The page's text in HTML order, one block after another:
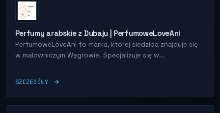
Perfumy arabskie z Dubaju | PerfumoweLoveAni
PerfumoweLoveAni to marka, której siedziba znajduje się
w malowniczym Węgrowie. Specjalizuje się w...
SZCZEGÓŁY